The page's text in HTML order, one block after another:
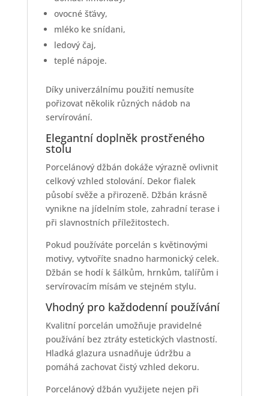
ovocné šťávy,
mléko ke snídani,
ledový čaj,
teplé nápoje.
Díky univerzálnímu použití nemusíte
pořizovat několik různých nádob na
servírování.
Elegantní doplněk prostřeného
stolu
Porcelánový džbán dokáže výrazně ovlivnit
celkový vzhled stolování. Dekor fialek
působí svěže a přirozeně. Džbán krásně
vynikne na jídelním stole, zahradní terase i
při slavnostních příležitostech.
Pokud používáte porcelán s květinovými
motivy, vytvoříte snadno harmonický celek.
Džbán se hodí k šálkům, hrnkům, talířům i
servírovacím mísám ve stejném stylu.
Vhodný pro každodenní používání
Kvalitní porcelán umožňuje pravidelné
používání bez ztráty estetických vlastností.
Hladká glazura usnadňuje údržbu a
pomáhá zachovat čistý vzhled dekoru.
Porcelánový džbán využijete nejen při